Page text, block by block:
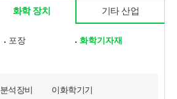
화학 장치 기타 산업
포장
화학기자재
분석장비
이화학기기